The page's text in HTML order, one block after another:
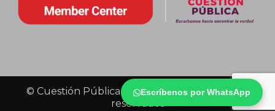
Escríbenos por WhatsApp
© Cuestión Pública 2018 - Todos los derechos
reservados